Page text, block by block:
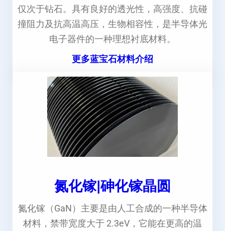
仅次于钻石。具有良好的透光性，高强度、抗碰
撞阻力及抗高温高压，生物相容性，是半导体光
电子器件的一种理想衬底材料。
更多蓝宝石材料介绍
氮化镓|砷化镓晶圆
氮化镓（GaN）主要是由人工合成的一种半导体
材料，禁带宽度大于 2.3eV，它能在更高的温